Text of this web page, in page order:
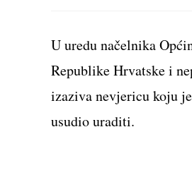
U uredu načelnika
Republike Hrvatske i
izaziva nevjericu koju
usudio uraditi.